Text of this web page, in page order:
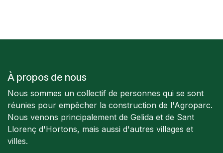
À propos de nous
Nous sommes un collectif de personnes qui se sont
réunies pour empêcher la construction de l'Agroparc.
Nous venons principalement de Gelida et de Sant
Llorenç d'Hortons, mais aussi d'autres villages et
villes.